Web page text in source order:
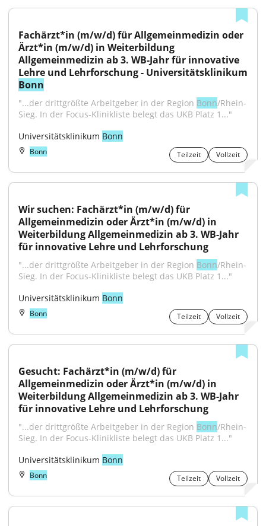
Fachärzt*in (m/w/d) für Allgemeinmedizin oder
Ärzt*in (m/w/d) in Weiterbildung
Allgemeinmedizin ab 3. WB-Jahr für innovative
Bonn
"...der drittgrößte Arbeitgeber in der Region Bonn/Rhein-
Sieg. In der Focus-Klinikliste belegt das UKB Platz 1..."
Universitätsklinikum Bonn
Bonn Teilzeit Vollzeit
Wir suchen: Fachärzt*in (m/w/d) für
Allgemeinmedizin oder Ärzt*in (m/w/d) in
Weiterbildung Allgemeinmedizin ab 3. WB-Jahr
für innovative Lehre und Lehrforschung
"...der drittgrößte Arbeitgeber in der Region Bonn/Rhein-
Sieg. In der Focus-Klinikliste belegt das UKB Platz 1..."
Universitätsklinikum Bonn
Bonn Teilzeit Vollzeit
Gesucht: Fachärzt*in (m/w/d) für
Allgemeinmedizin oder Ärzt*in (m/w/d) in
Weiterbildung Allgemeinmedizin ab 3. WB-Jahr
für innovative Lehre und Lehrforschung
"...der drittgrößte Arbeitgeber in der Region Bonn/Rhein-
Sieg. In der Focus-Klinikliste belegt das UKB Platz 1..."
Universitätsklinikum Bonn
Bonn Teilzeit Vollzeit